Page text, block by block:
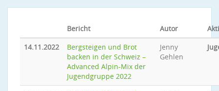
Bericht Autor
14.11.2022
Bergsteigen und Brot
backen in der Schweiz –
Advanced Alpin-Mix der
Jugendgruppe 2022
Jenny
Gehlen